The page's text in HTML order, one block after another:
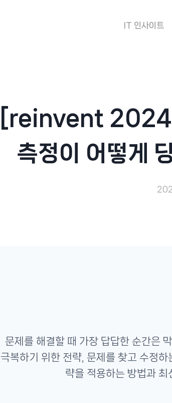
IT 인사이트
[reinvent 2024]
측정이 어떻게
문제를 해결할 때 가장 답답한 순간은
극복하기 위한 전략, 문제를 찾고 수정
략을 적용하는 방법과